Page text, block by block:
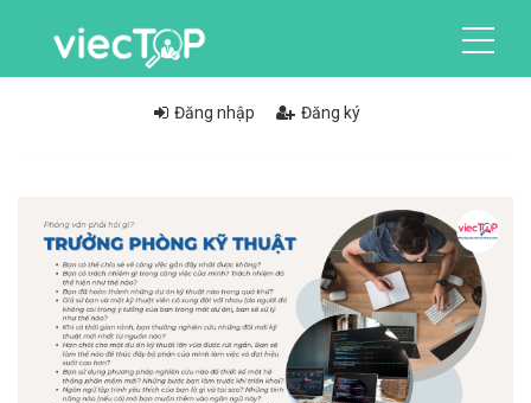
Đăng nhập Đăng ký